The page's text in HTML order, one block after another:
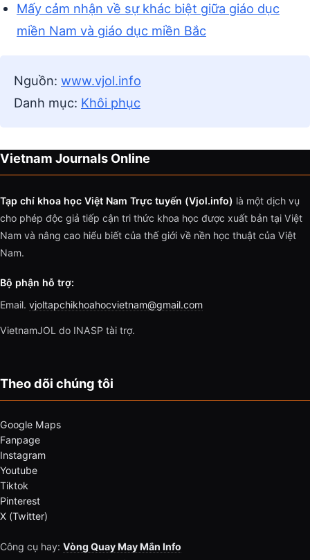
Mấy cảm nhận về sự khác biệt giữa giáo dục
miền Nam và giáo dục miền Bắc
Nguồn: www.vjol.info
Danh mục: Khôi phục
Vietnam Journals Online
Tạp chí khoa học Việt Nam Trực tuyến (Vjol.info) là một dịch vụ
cho phép độc giả tiếp cận tri thức khoa học được xuất bản tại Việt
Nam và nâng cao hiểu biết của thế giới về nền học thuật của Việt
Nam.
Bộ phận hỗ trợ:
Email. vjoltapchikhoahocvietnam@gmail.com
VietnamJOL do INASP tài trợ.
Theo dõi chúng tôi
Google Maps
Fanpage
Instagram
Youtube
Tiktok
Pinterest
X (Twitter)
Công cụ hay: Vòng Quay May Mắn Info